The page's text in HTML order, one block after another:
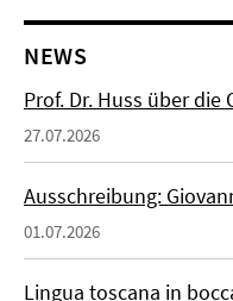
NEWS
Prof. Dr. Huss über
27.07.2026
Ausschreibung:
01.07.2026
Lingua toscana in